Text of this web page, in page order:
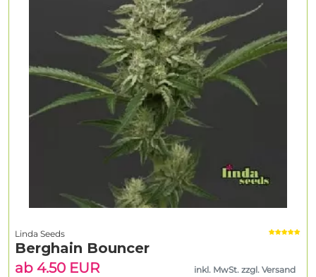
Linda Seeds
Berghain Bouncer
ab 4.50 EUR
inkl. MwSt. zzgl. Versand